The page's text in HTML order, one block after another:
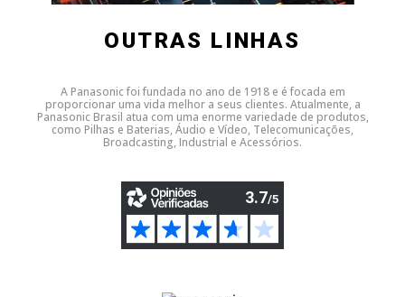
Itautec
Lenovo
Toshiba
Toshiba
DDR4
Caddy para SSD
Limpa Telas
OUTRAS LINHAS
A Panasonic foi fundada no ano de 1918 e é focada em
proporcionar uma vida melhor a seus clientes. Atualmente, a
Panasonic Brasil atua com uma enorme variedade de produtos,
como Pilhas e Baterias, Áudio e Vídeo, Telecomunicações,
Broadcasting, Industrial e Acessórios.